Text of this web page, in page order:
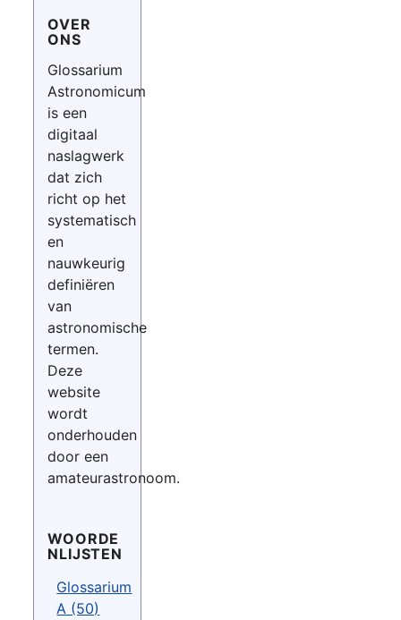
OVER
ONS
Glossarium
Astronomicum
is een
digitaal
naslagwerk
dat zich
richt op het
systematisch
en
nauwkeurig
definiëren
van
astronomische
termen.
Deze
website
wordt
onderhouden
door een
amateurastronoom.
WOORDE
NLIJSTEN
Glossarium
A (50)